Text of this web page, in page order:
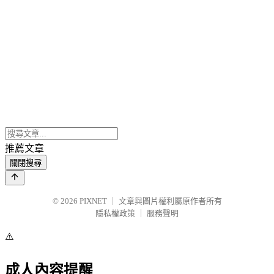
推薦文章
關閉搜尋
© 2026 PIXNET
文章與圖片權利屬原作者所有
隱私權政策
服務聲明
⚠️
成人內容提醒